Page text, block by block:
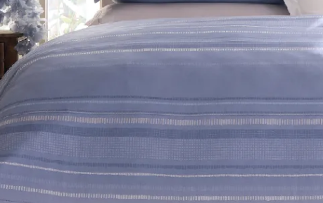
素色雙人兩用被套
NT$5,280